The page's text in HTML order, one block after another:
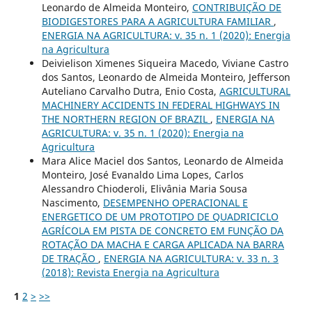
Leonardo de Almeida Monteiro, CONTRIBUIÇÃO DE
BIODIGESTORES PARA A AGRICULTURA FAMILIAR ,
ENERGIA NA AGRICULTURA: v. 35 n. 1 (2020): Energia
na Agricultura
Deivielison Ximenes Siqueira Macedo, Viviane Castro
dos Santos, Leonardo de Almeida Monteiro, Jefferson
Auteliano Carvalho Dutra, Enio Costa, AGRICULTURAL
MACHINERY ACCIDENTS IN FEDERAL HIGHWAYS IN
THE NORTHERN REGION OF BRAZIL , ENERGIA NA
AGRICULTURA: v. 35 n. 1 (2020): Energia na
Agricultura
Mara Alice Maciel dos Santos, Leonardo de Almeida
Monteiro, José Evanaldo Lima Lopes, Carlos
Alessandro Chioderoli, Elivânia Maria Sousa
Nascimento, DESEMPENHO OPERACIONAL E
ENERGETICO DE UM PROTOTIPO DE QUADRICICLO
AGRÍCOLA EM PISTA DE CONCRETO EM FUNÇÃO DA
ROTAÇÃO DA MACHA E CARGA APLICADA NA BARRA
DE TRAÇÃO , ENERGIA NA AGRICULTURA: v. 33 n. 3
(2018): Revista Energia na Agricultura
1 2 > >>